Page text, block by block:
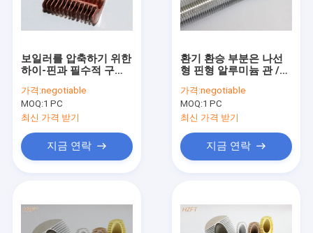
보일러를 압축하기 위한
하이-핀과 필수적 구리 /
관
가격:negotiable
MOQ:1 PC
최신 가격 받기
지금 연락
환기 환승 부분은 나선
형 핀형 알루미늄 관 /
냈습니다
가격:negotiable
MOQ:1 PC
최신 가격 받기
지금 연락